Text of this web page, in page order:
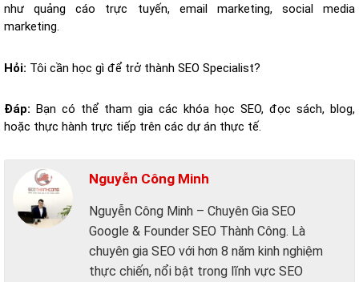
như quảng cáo trực tuyến, email marketing, social media
marketing.
Hỏi: Tôi cần học gì để trở thành SEO Specialist?
Đáp: Bạn có thể tham gia các khóa học SEO, đọc sách, blog,
hoặc thực hành trực tiếp trên các dự án thực tế.
Nguyễn Công Minh
Nguyễn Công Minh – Chuyên Gia SEO
Google & Founder SEO Thành Công. Là
chuyên gia SEO với hơn 8 năm kinh nghiệm
thực chiến, nổi bật trong lĩnh vực SEO